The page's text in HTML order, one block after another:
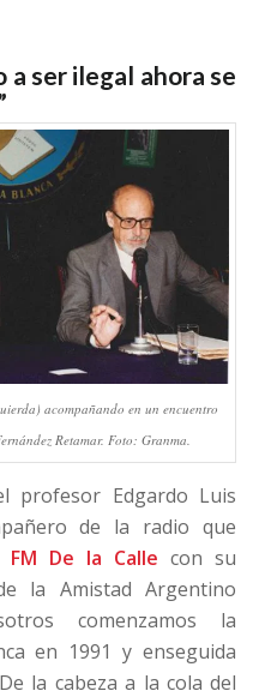
a ser ilegal ahora se
acompañando en un encuentro
Retamar. Foto: Granma.
profesor Edgardo Luis
de la radio que
FM De la Calle con su
la Amistad Argentino
comenzamos la
en 1991 y enseguida
la cabeza a la cola del